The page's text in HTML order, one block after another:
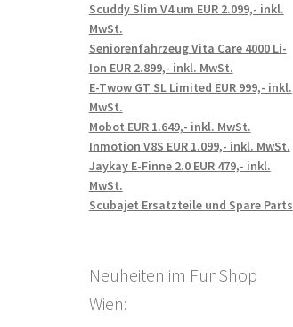
Scuddy Slim V4 um EUR 2.099,- inkl.
MwSt.
Seniorenfahrzeug Vita Care 4000 Li-
Ion EUR 2.899,- inkl. MwSt.
E-Twow GT SL Limited EUR 999,- inkl.
MwSt.
Mobot EUR 1.649,- inkl. MwSt.
Inmotion V8S EUR 1.099,- inkl. MwSt.
Jaykay E-Finne 2.0 EUR 479,- inkl.
MwSt.
Scubajet Ersatzteile und Spare Parts
Neuheiten im FunShop
Wien: